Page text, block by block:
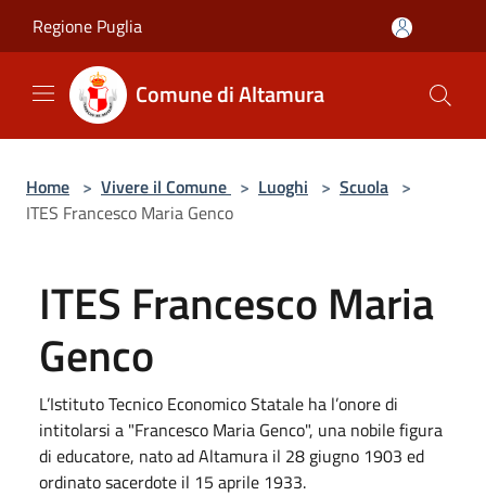
Regione Puglia
Comune di Altamura
Home > Vivere il Comune > Luoghi > Scuola >
ITES Francesco Maria Genco
ITES Francesco Maria
Genco
L’Istituto Tecnico Economico Statale ha l’onore di
intitolarsi a "Francesco Maria Genco", una nobile figura
di educatore, nato ad Altamura il 28 giugno 1903 ed
ordinato sacerdote il 15 aprile 1933.